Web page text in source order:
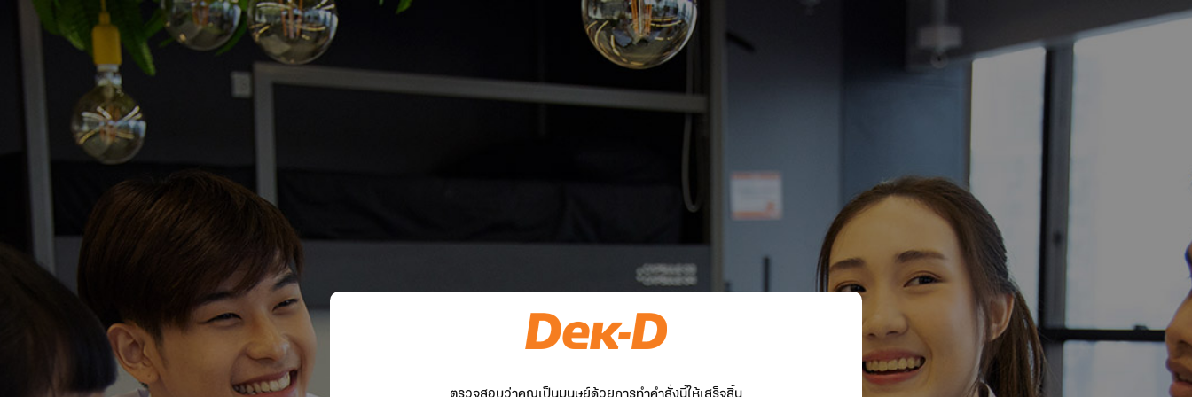
ตรวจสอบว่าคุณเป็นมนุษย์ด้วยการทำคำสั่งนี้ให้เสร็จสิ้น